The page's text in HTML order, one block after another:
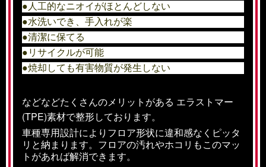
●人工的なニオイがほとんどしない
●水洗いでき、手入れが楽
●清潔に保てる
●リサイクルが可能
●焼却しても有害物質が発生しない
などなどたくさんのメリットがある エラストマー
(TPE)素材で整形しております。
車種専用設計によりフロア形状に違和感なくピッタ
リと納まります。フロアの汚れやホコリもこのマッ
トがあれば解消できます。